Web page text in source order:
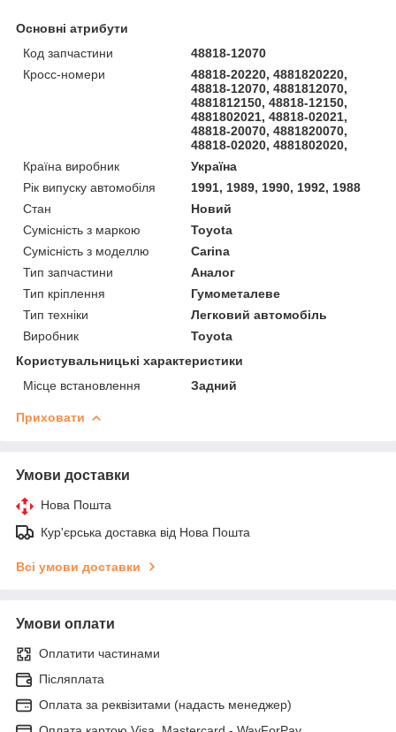
Основні атрибути
Код запчастини
48818-12070
Кросс-номери
48818-20220, 4881820220,
48818-12070, 4881812070,
4881812150, 48818-12150,
4881802021, 48818-02021,
48818-20070, 4881820070,
48818-02020, 4881802020,
Країна виробник
Україна
Рік випуску автомобіля
1991, 1989, 1990, 1992, 1988
Стан
Новий
Сумісність з маркою
Toyota
Сумісність з моделлю
Carina
Тип запчастини
Аналог
Тип кріплення
Гумометалеве
Тип техніки
Легковий автомобіль
Виробник
Toyota
Користувальницькі характеристики
Місце встановлення
Задний
Приховати
Умови доставки
Нова Пошта
Кур'єрська доставка від Нова Пошта
Всі умови доставки
Умови оплати
Оплатити частинами
Післяплата
Оплата за реквізитами (надасть менеджер)